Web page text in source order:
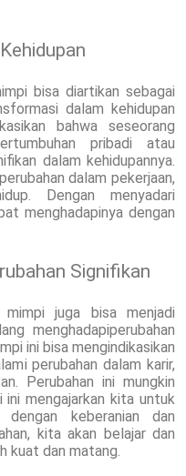
bisa diartikan sebagai
dalam kehidupan
bahwa seseorang
pribadi atau
dalam kehidupannya.
dalam pekerjaan,
Dengan menyadari
menghadapinya dengan
Signifikan
juga bisa menjadi
menghadapiperubahan
ini bisa mengindikasikan
perubahan dalam karir,
Perubahan ini mungkin
ini mengajarkan kita untuk
dengan keberanian dan
kita akan belajar dan
kuat dan matang.